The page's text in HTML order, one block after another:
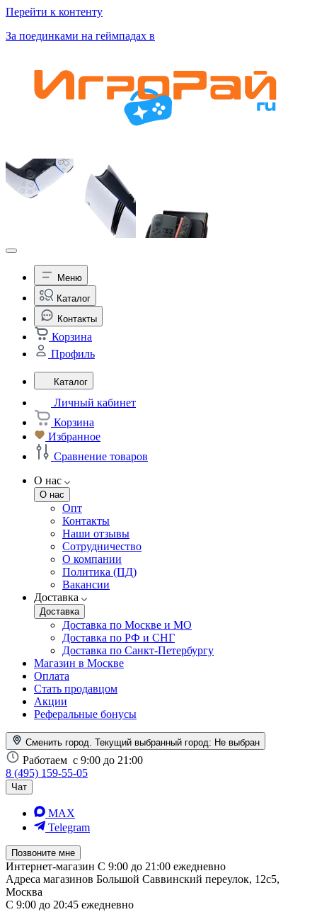
Перейти к контенту
За поединками на геймпадах в
Меню
Каталог
Контакты
Корзина
Профиль
Каталог
Личный кабинет
Корзина
Избранное
Сравнение товаров
О нас
О нас
Опт
Контакты
Наши отзывы
Сотрудничество
О компании
Политика (ПД)
Вакансии
Доставка
Доставка
Доставка по Москве и МО
Доставка по РФ и СНГ
Доставка по Санкт-Петербургу
Магазин в Москве
Оплата
Стать продавцом
Акции
Реферальные бонусы
Сменить город. Текущий выбранный город: Не выбран
Работаем с 9:00 до 21:00
8 (495) 159-55-05
Чат
MAX
Telegram
Позвоните мне
Интернет-магазин С 9:00 до 21:00 ежедневно
Адреса магазинов Большой Саввинский переулок, 12с5,
Москва
С 9:00 до 20:45 ежедневно